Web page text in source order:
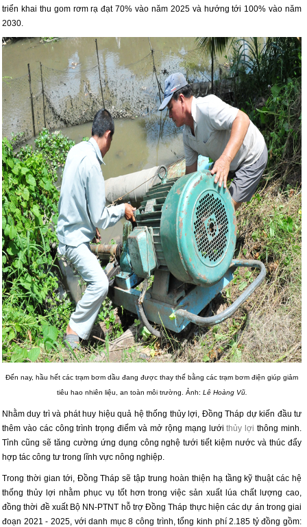
triển khai thu gom rơm rạ đạt 70% vào năm 2025 và hướng tới 100% vào năm
2030.
Đến nay, hầu hết các trạm bơm dầu đang được thay thế bằng các trạm bơm điện giúp giảm
tiêu hao nhiên liệu, an toàn môi trường. Ảnh: Lê Hoàng Vũ.
Nhằm duy trì và phát huy hiệu quả hệ thống thủy lợi, Đồng Tháp dự kiến đầu tư
thêm vào các công trình trọng điểm và mở rộng mạng lướithủy lợi thông minh.
Tỉnh cũng sẽ tăng cường ứng dụng công nghệ tưới tiết kiệm nước và thúc đẩy
hợp tác công tư trong lĩnh vực nông nghiệp.
Trong thời gian tới, Đồng Tháp sẽ tập trung hoàn thiện hạ tầng kỹ thuật các hệ
thống thủy lợi nhằm phục vụ tốt hơn trong việc sản xuất lúa chất lượng cao,
đồng thời đề xuất Bộ NN-PTNT hỗ trợ Đồng Tháp thực hiện các dự án trong giai
đoạn 2021 - 2025, với danh mục 8 công trình, tổng kinh phí 2.185 tỷ đồng gồm: